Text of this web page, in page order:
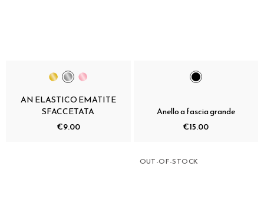
AN ELASTICO EMATITE
SFACCETATA
€9.00
Anello a fascia grande
€15.00
OUT-OF-STOCK